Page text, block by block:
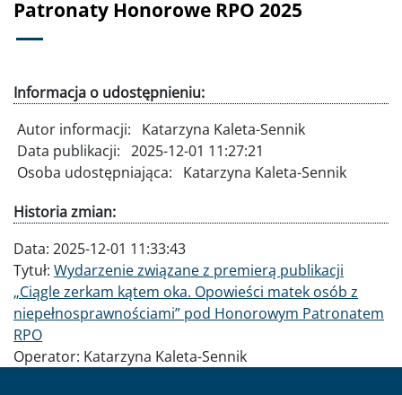
Patronaty Honorowe RPO 2025
Informacja o udostępnieniu:
Autor informacji:
Katarzyna Kaleta-Sennik
Data publikacji: 2025-12-01 11:27:21
Osoba udostępniająca:
Katarzyna Kaleta-Sennik
Historia zmian:
Data: 2025-12-01 11:33:43
Tytuł: Wydarzenie związane z premierą publikacji
„Ciągle zerkam kątem oka. Opowieści matek osób z
niepełnosprawnościami” pod Honorowym Patronatem
RPO
Operator: Katarzyna Kaleta-Sennik